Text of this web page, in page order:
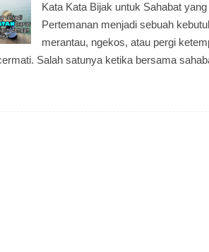
Kata Kata Bijak untuk Sahabat
Pertemanan menjadi sebuah
merantau, ngekos, atau pergi
Salah satunya ketika bersama